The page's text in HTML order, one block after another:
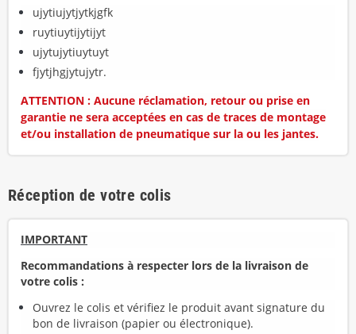
ujytiujytjytkjgfk
ruytiuytijytijyt
ujytujytiuytuyt
fjytjhgjytujytr.
ATTENTION : Aucune réclamation, retour ou prise en
garantie ne sera acceptées en cas de traces de montage
et/ou installation de pneumatique sur la ou les jantes.
Réception de votre colis
IMPORTANT
Recommandations à respecter lors de la livraison de
votre colis :
Ouvrez le colis et vérifiez le produit avant signature du
bon de livraison (papier ou électronique).